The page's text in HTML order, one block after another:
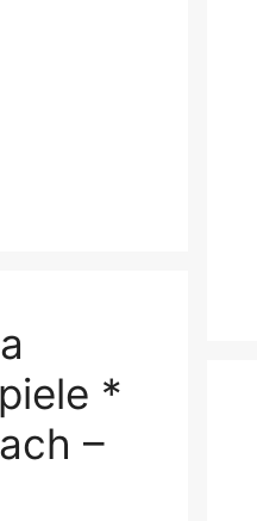
*
–